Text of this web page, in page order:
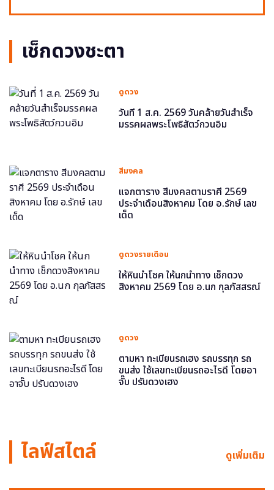
เช็กดวงชะตา
ดูดวง
วันที่ 1 ส.ค. 2569 วันคล้ายวันสำเร็จ
มรรคผลพระโพธิสัตว์กวนอิม
สีมงคล
แจกตาราง สีมงคลตามราศี 2569
ประจำเดือนสิงหาคม โดย อ.รักษ์ เลข
เด็ด
ดูดวงรายเดือน
ให้หินนำโชค ให้นกนำทาง เช็กดวง
สิงหาคม 2569 โดย อ.นก กุลภัสสรณ์
ดูดวง
ตามหา ทะเบียนรถเฮง รถบรรทุก รถ
ขนส่ง ใช้เลขทะเบียนรถอะไรดี โดยอา
จั๊บ ปรับดวงเฮง
ไลฟ์สไตล์ ดูเพิ่มเติม